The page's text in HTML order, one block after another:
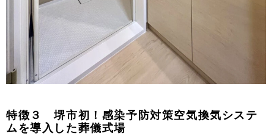
特徴３ 堺市初！感染予防対策空気換気システ
ムを導入した葬儀式場